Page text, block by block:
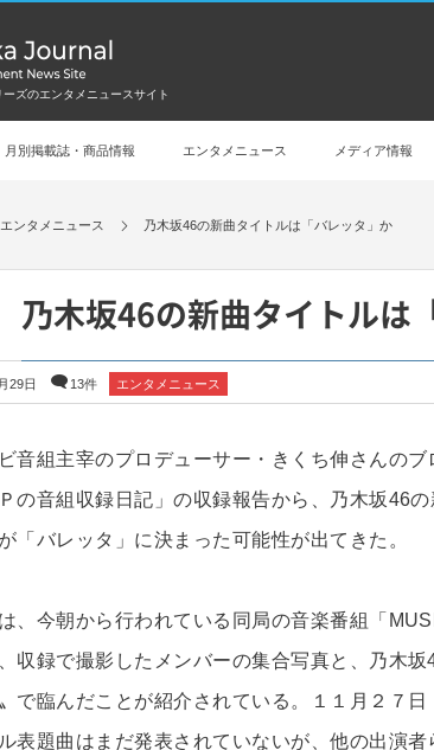
ズのエンタメニュースサイト
月別掲載誌・商品情報 エンタメニュース メディア情報
エンタメニュース 乃木坂46の新曲タイトルは「バレッタ」か
乃木坂46の新曲タイトルは
29日 13件 エンタメニュース
音組主宰のプロデューサー・きくち伸さんのブ
Ｐの音組収録日記」の収録報告から、乃木坂46の
「バレッタ」に決まった可能性が出てきた。
、今朝から行われている同局の音楽番組「
収録で撮影したメンバーの集合写真と、乃木
で臨んだことが紹介されている。１１月２７日
表題曲はまだ発表されていないが、他の出演